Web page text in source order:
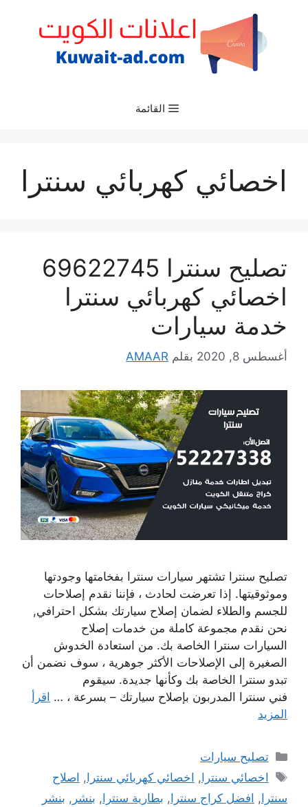
القائمة
اخصائي كهربائي سنترا
تصليح سنترا 69622745
اخصائي كهربائي سنترا
خدمة سيارات
أغسطس 8, 2020 بقلم AMAAR
تصليح سنترا تشتهر سيارات سنترا بفخامتها وجودتها
وموثوقيتها. إذا تعرضت لحادث ، فإننا نقدم إصلاحات
للجسم والطلاء لضمان إصلاح سيارتك بشكل احترافي,
نحن نقدم مجموعة كاملة من خدمات إصلاح
السيارات سنترا الخاصة بك. من استعادة الخدوش
الصغيرة إلى الإصلاحات الأكثر جوهرية ، سوف نضمن أن
تبدو سنترا الخاصة بك وكأنها جديدة. سيقوم
فني سنترا المدربون بإصلاح سيارتك – بسرعة ، … اقرأ
المزيد
التصنيفات
تصليح سيارات
الوسوم
اخصائي سنترا, اخصائي كهربائي سنترا, اصلاح
سنترا, افضل كراج سنترا, بطارية سنترا, بنشر , بنشر